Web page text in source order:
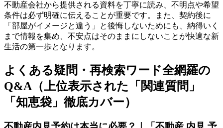
不動産会社から提供される資料を丁寧に読み、不明点や希望
条件は必ず明確に伝えることが重要です。また、契約後に
「部屋がイメージと違う」と後悔しないためにも、納得いく
まで情報を集め、不安点はそのままにしないことが快適な新
生活の第一歩となります。
よくある疑問・再検索ワード全網羅の
Q&A（上位表示された「関連質問」
「知恵袋」徹底カバー）